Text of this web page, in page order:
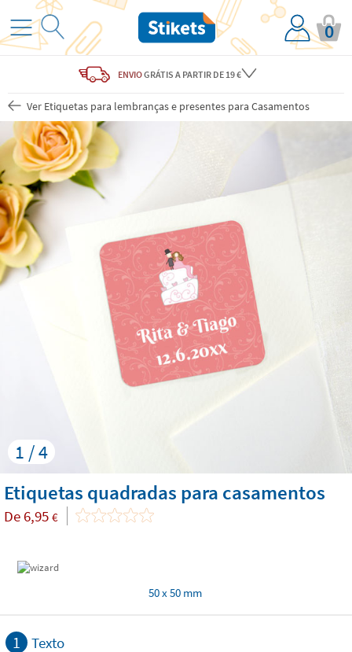
0
ENVIOGRÁTIS A PARTIR DE 19 €
Ver Etiquetas para lembranças e presentes para Casamentos
1 / 4
Etiquetas quadradas para casamentos
De 6,95 €
50 x 50 mm
1 Texto